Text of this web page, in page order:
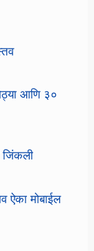
आणि ३०
जिंकली
ऐका मोबाईल